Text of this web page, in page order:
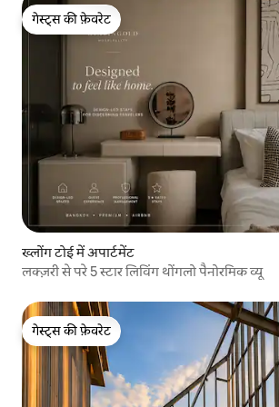
गेस्ट्स की फ़ेवरेट
गेस्ट्स की फ़ेवरेट
ख्लोंग टोई में अपार्टमेंट
लक्ज़री से परे 5 स्टार लिविंग थोंगलो पैनोरमिक व्यू
गेस्ट्स की फ़ेवरेट
गेस्ट्स की फ़ेवरेट